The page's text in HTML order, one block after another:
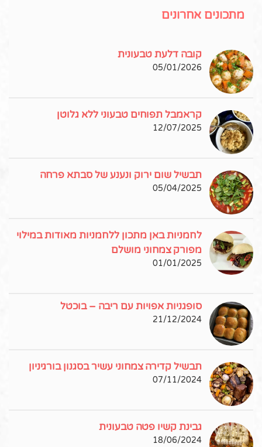
מתכונים אחרונים
קובה דלעת טבעונית
05/01/2026
קראמבל תפוחים טבעוני ללא גלוטן
12/07/2025
תבשיל שום ירוק ונענע של סבתא פרחה
05/04/2025
לחמניות באן מתכון ללחמניות מאודות במילוי
מפורק צמחוני מושלם
01/01/2025
סופגניות אפויות עם ריבה – בוכטל
21/12/2024
תבשיל קדירה צמחוני עשיר בסגנון בורגיניון
07/11/2024
גבינת קשיו פטה טבעונית
18/06/2024